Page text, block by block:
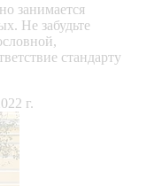
занимается
Не забудьте
стандарту
г.